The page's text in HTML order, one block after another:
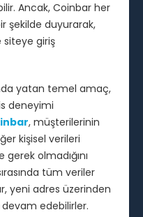
Ancak, Coinbar her
şekilde duyurarak,
siteye giriş
yatan temel amaç,
deneyimi
, müşterilerinin
kişisel verileri
olmadığını
tüm veriler
yeni adres üzerinden
devam edebilirler.